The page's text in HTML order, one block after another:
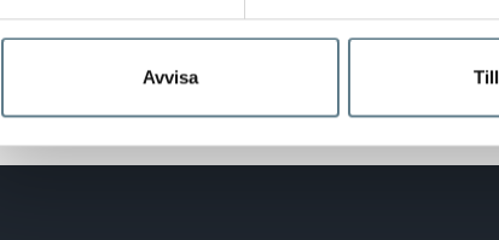
Avvisa
Dänkflaska 0,4 l
Blandade färger på lock